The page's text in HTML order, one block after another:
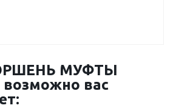
МУФТЫ
возможно вас